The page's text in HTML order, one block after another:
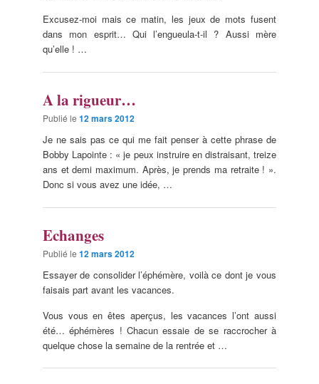
Excusez-moi mais ce matin, les jeux de mots fusent
dans mon esprit… Qui l’engueula-t-il ? Aussi mère
qu’elle ! …
A la rigueur…
Publié le 12 mars 2012
Je ne sais pas ce qui me fait penser à cette phrase de
Bobby Lapointe : « je peux instruire en distraisant, treize
ans et demi maximum. Après, je prends ma retraite ! ».
Donc si vous avez une idée, …
Echanges
Publié le 12 mars 2012
Essayer de consolider l’éphémère, voilà ce dont je vous
faisais part avant les vacances.
Vous vous en êtes aperçus, les vacances l’ont aussi
été… éphémères ! Chacun essaie de se raccrocher à
quelque chose la semaine de la rentrée et …